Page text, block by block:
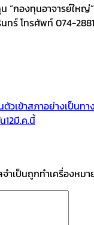
กองทุนอาจารย์ใหญ่
โทรศัพท์ 074-
วเข้าสภาอย่างเป็นทา
12มี.ค.นี้
ำเป็นถูกทำเครื่องหมา